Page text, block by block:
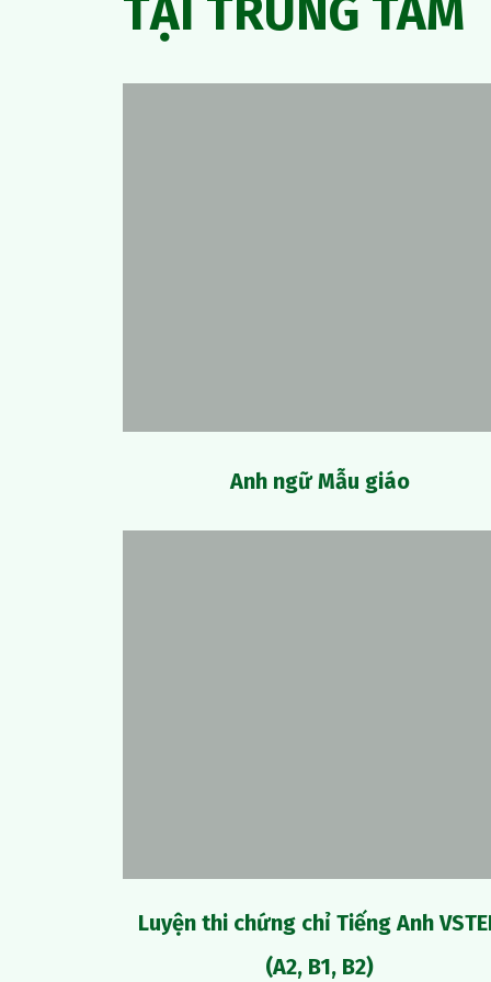
TẠI TRUNG TÂM
Anh ngữ Mẫu giáo
Luyện thi chứng chỉ Tiếng Anh
(A2, B1, B2)